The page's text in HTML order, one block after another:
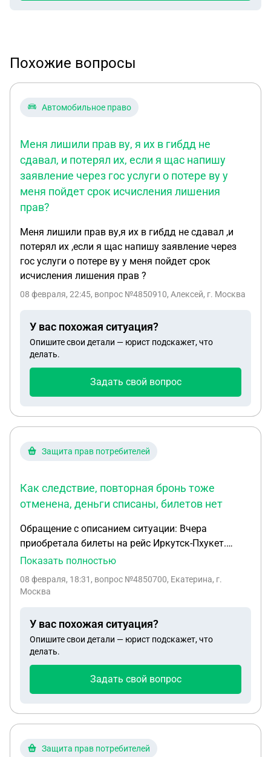
Похожие вопросы
Автомобильное право
Меня лишили прав ву, я их в гибдд не
сдавал, и потерял их, если я щас напишу
заявление через гос услуги о потере ву у
меня пойдет срок исчисления лишения
прав?
Меня лишили прав ву,я их в гибдд не сдавал ,и
потерял их ,если я щас напишу заявление через
гос услуги о потере ву у меня пойдет срок
исчисления лишения прав ?
08 февраля, 22:45, вопрос №4850910, Алексей, г. Москва
У вас похожая ситуация?
Опишите свои детали — юрист подскажет, что
делать.
Задать свой вопрос
Защита прав потребителей
Как следствие, повторная бронь тоже
отменена, деньги списаны, билетов нет
Обращение с описанием ситуации: Вчера
приобретала билеты на рейс Иркутск-Пхукет.
Первая попытка списания с карты 4377 7278 0518
неудачная, т.к. на карте было недостаточное
предоставлена справка банка с укзанием
времени списания и того факта, что списание
было неуспешным. Далее была произведена
вторая попытка списания денежных средств уже
с другой карты 2200700557119657 в
(документы об операции прилагаю). Далее бронь
уведомление об успешной операции с
Показать полностью
08 февраля, 18:31 , вопрос №4850700, Екатерина, г.
Москва
У вас похожая ситуация?
Опишите свои детали — юрист подскажет, что
делать.
Задать свой вопрос
Защита прав потребителей